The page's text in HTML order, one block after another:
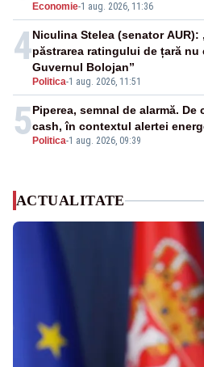
Economie-1 aug. 2026, 11:36
4
Politica-1 aug. 2026, 11:51
Niculina Stelea (senator
păstrarea ratingului de țară nu
Guvernul Bolojan”
5 Politica-1 aug. 2026, 09:39
Piperea, semnal de alarmă.
cash, în contextul alertei
ACTUALITATE